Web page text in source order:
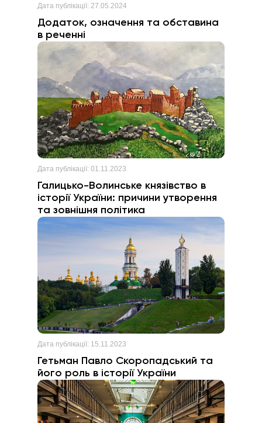
Дата публікації: 27.05.2024
Додаток, означення та обставина
в реченні
Дата публікації: 01.11.2023
Галицько-Волинське князівство в
історії України: причини утворення
та зовнішня політика
Дата публікації: 15.11.2023
Гетьман Павло Скоропадський та
його роль в історії України